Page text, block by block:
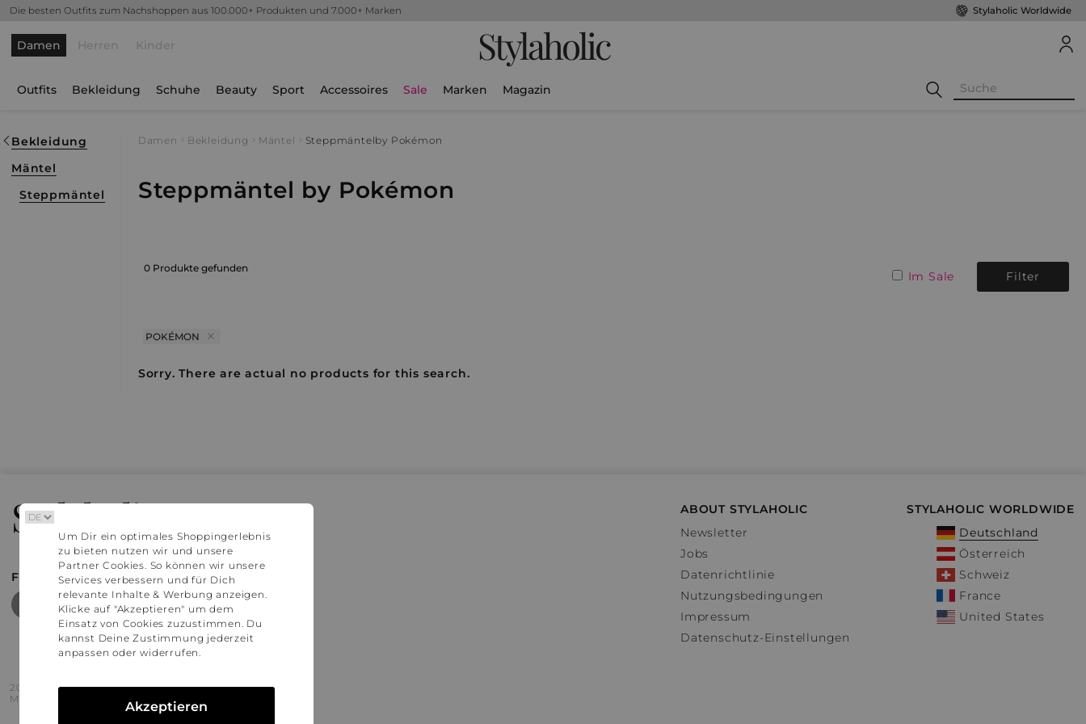
Die besten Outfits zum Nachshoppen aus 100.000+ Produkten und 7.000+ Marken Stylaholic Worldwide
Damen Herren Kinder Stylaholic
Outfits Bekleidung Schuhe Beauty Sport Accessoires Sale Marken Magazin
Bekleidung
Mäntel
Steppmäntel
Damen Bekleidung Mäntel Steppmäntelby Pokémon
Steppmäntel by Pokémon
0 Produkte gefunden
Im Sale Filter
POKÉMON
Sorry. There are actual no products for this search.
Stylaholic
FIND MORE INSPIRATION
ABOUT STYLAHOLIC
Newsletter
Jobs
Datenrichtlinie
Nutzungsbedingungen
Impressum
Datenschutz-Einstellungen
STYLAHOLIC WORLDWIDE
Deutschland
Österreich
Schweiz
France
United States
2016 - 2026 © Stylaholic.
Made for you with love in munich.
Um Dir ein optimales Shoppingerlebnis
zu bieten nutzen wir und unsere
Partner Cookies. So können wir unsere
Services verbessern und für Dich
relevante Inhalte & Werbung anzeigen.
Klicke auf "Akzeptieren" um dem
Einsatz von Cookies zuzustimmen. Du
kannst Deine Zustimmung jederzeit
anpassen oder widerrufen.
Akzeptieren